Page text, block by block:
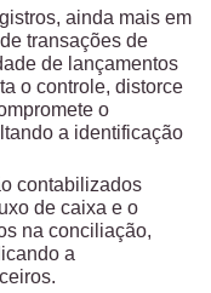
ainda mais em
transações de
de lançamentos
o controle, distorce
o
a identificação
contabilizados
de caixa e o
na conciliação,
a